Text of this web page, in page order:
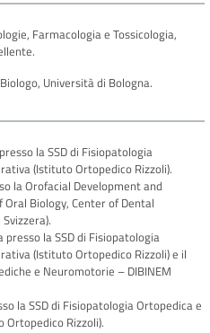
Farmacologia e Tossicologia,
Università di Bologna.
la SSD di Fisiopatologia
(Istituto Ortopedico Rizzoli).
la Orofacial Development and
Biology, Center of Dental
la SSD di Fisiopatologia
(Istituto Ortopedico Rizzoli) e il
e Neuromotorie – DIBINEM
la SSD di Fisiopatologia Ortopedica e
Rizzoli).